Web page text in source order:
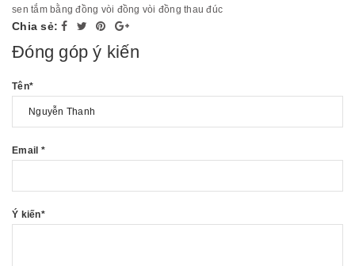
sen tắm bằng đồng vòi đồng vòi đồng thau đúc
Chia sẻ:
Đóng góp ý kiến
Tên*
Email *
Ý kiến*